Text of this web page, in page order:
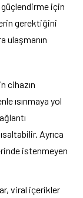
güçlendirme için
gerektiğini
ulaşmanın
cihazın
ısınmaya yol
Ayrıca
istenmeyen
viral içerikler